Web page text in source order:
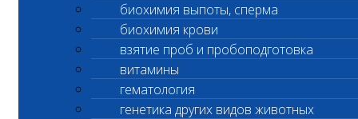
биохимия выпоты, сперма
биохимия крови
взятие проб и пробоподготовка
витамины
гематология
генетика других видов животных